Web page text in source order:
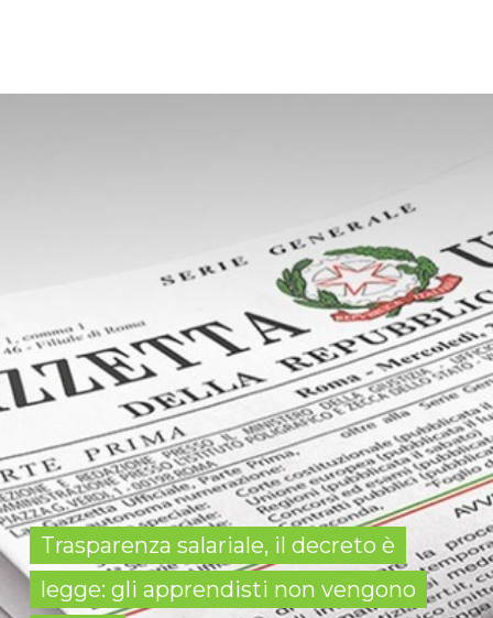
Trasparenza salariale, il decreto è
legge: gli apprendisti non vengono